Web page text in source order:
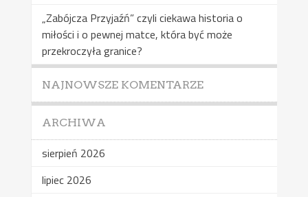
„Zabójcza Przyjaźń” czyli ciekawa historia o
miłości i o pewnej matce, która być może
przekroczyła granice?
NAJNOWSZE KOMENTARZE
ARCHIWA
sierpień 2026
lipiec 2026